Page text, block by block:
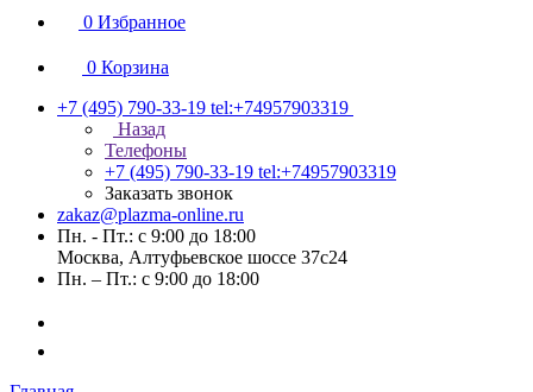
0 Избранное
0 Корзина
+7 (495) 790-33-19 tel:+74957903319
Назад
Телефоны
+7 (495) 790-33-19 tel:+74957903319
Заказать звонок
zakaz@plazma-online.ru
Пн. - Пт.: с 9:00 до 18:00
Москва, Алтуфьевское шоссе 37с24
Пн. – Пт.: с 9:00 до 18:00